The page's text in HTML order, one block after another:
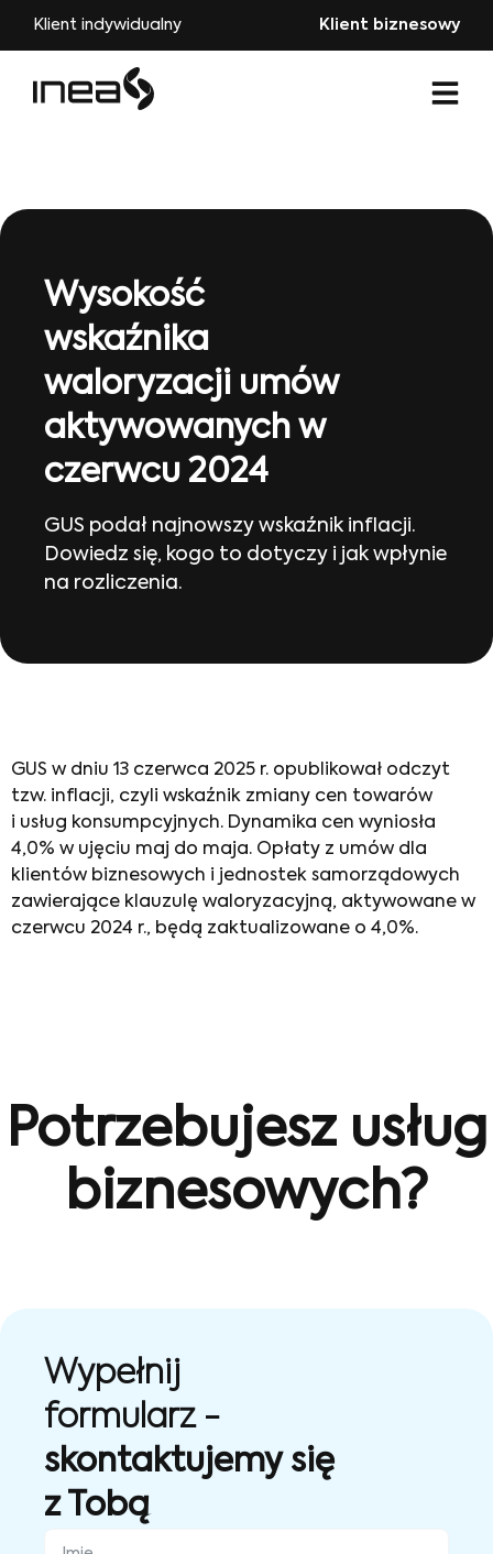
Klient indywidualny Klient biznesowy
Wysokość
wskaźnika
waloryzacji umów
aktywowanych w
czerwcu 2024
GUS podał najnowszy wskaźnik inflacji.
Dowiedz się, kogo to dotyczy i jak wpłynie
na rozliczenia.
GUS w dniu 13 czerwca 2025 r. opublikował odczyt
tzw. inflacji, czyli wskaźnik zmiany cen towarów
i usług konsumpcyjnych. Dynamika cen wyniosła
4,0% w ujęciu maj do maja. Opłaty z umów dla
klientów biznesowych i jednostek samorządowych
zawierające klauzulę waloryzacyjną, aktywowane w
czerwcu 2024 r., będą zaktualizowane o 4,0%.
Potrzebujesz usług
biznesowych?
Wypełnij
formularz -
skontaktujemy się
z Tobą